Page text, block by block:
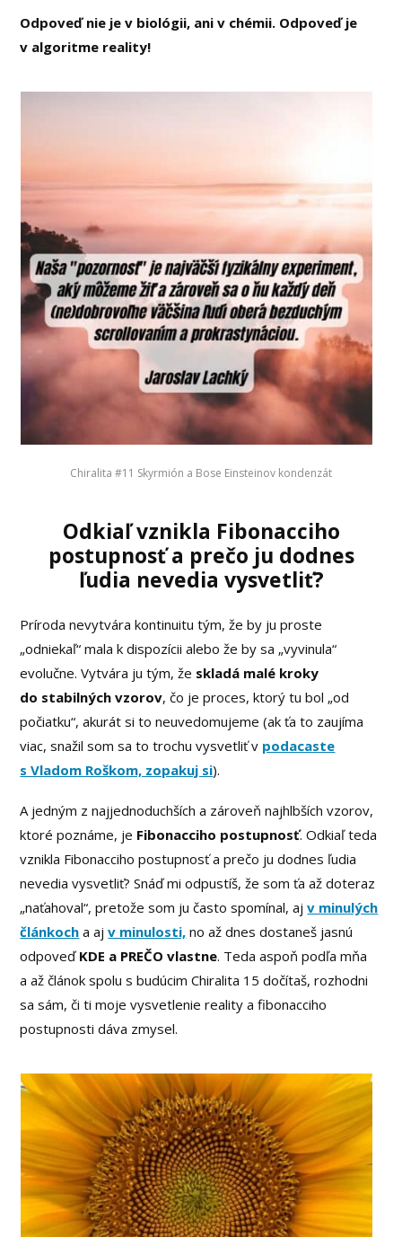
Odpoveď nie je v biológii, ani v chémii. Odpoveď je
v algoritme reality!
Chiralita #11 Skyrmión a Bose Einsteinov kondenzát
Odkiaľ vznikla Fibonacciho
postupnosť a prečo ju dodnes
ľudia nevedia vysvetliť?
Príroda nevytvára kontinuitu tým, že by ju proste
„odniekaľ“ mala k dispozícii alebo že by sa „vyvinula“
evolučne. Vytvára ju tým, že skladá malé kroky
do stabilných vzorov, čo je proces, ktorý tu bol „od
počiatku“, akurát si to neuvedomujeme (ak ťa to zaujíma
viac, snažil som sa to trochu vysvetliť v podacaste
s Vladom Roškom, zopakuj si).
A jedným z najjednoduchších a zároveň najhlbších vzorov,
ktoré poznáme, je Fibonacciho postupnosť. Odkiaľ teda
vznikla Fibonacciho postupnosť a prečo ju dodnes ľudia
nevedia vysvetliť? Snáď mi odpustíš, že som ťa až doteraz
„naťahoval“, pretože som ju často spomínal, ajv minulých
článkoch a ajv minulosti, no až dnes dostaneš jasnú
odpoveď KDE a PREČO vlastne. Teda aspoň podľa mňa
a až článok spolu s budúcim Chiralita 15 dočítaš, rozhodni
sa sám, či ti moje vysvetlenie reality a fibonacciho
postupnosti dáva zmysel.